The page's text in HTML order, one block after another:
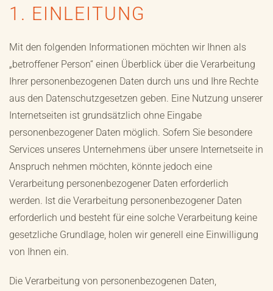
1. EINLEITUNG
Mit den folgenden Informationen möchten wir Ihnen als
„betroffener Person“ einen Überblick über die Verarbeitung
Ihrer personenbezogenen Daten durch uns und Ihre Rechte
aus den Datenschutzgesetzen geben. Eine Nutzung unserer
Internetseiten ist grundsätzlich ohne Eingabe
personenbezogener Daten möglich. Sofern Sie besondere
Services unseres Unternehmens über unsere Internetseite in
Anspruch nehmen möchten, könnte jedoch eine
Verarbeitung personenbezogener Daten erforderlich
werden. Ist die Verarbeitung personenbezogener Daten
erforderlich und besteht für eine solche Verarbeitung keine
gesetzliche Grundlage, holen wir generell eine Einwilligung
von Ihnen ein.
Die Verarbeitung von personenbezogenen Daten,